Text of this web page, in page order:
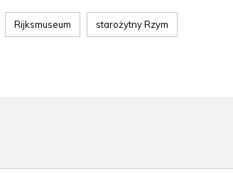
Rijksmuseum starożytny Rzym